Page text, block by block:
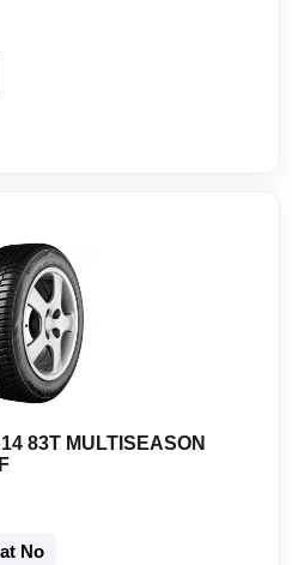
83T MULTISEASON
No